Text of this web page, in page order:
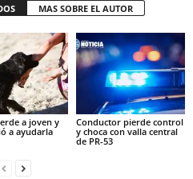
MAS SOBRE EL AUTOR
a joven y
a ayudarla
Conductor pierde control
y choca con valla central
de PR-53